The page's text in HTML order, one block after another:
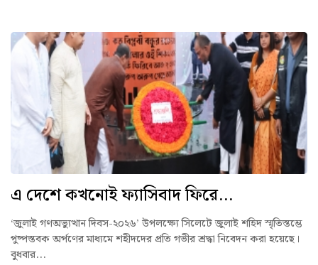
এ দেশে কখনোই ফ্যাসিবাদ ফিরে...
‘জুলাই গণঅভ্যুত্থান দিবস-২০২৬’ উপলক্ষ্যে সিলেটে জুলাই শহিদ স্মৃতিস্তম্ভে
পুষ্পস্তবক অর্পণের মাধ্যমে শহীদদের প্রতি গভীর শ্রদ্ধা নিবেদন করা হয়েছে।
বুধবার...